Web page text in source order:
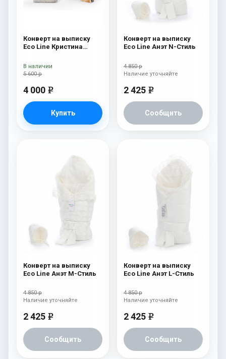
Конверт на выписку
Eco Line Кристина
5 600 р
4 000 e
Купить
В наличии
Конверт на выписку
Eco Line Анэт N-Стиль
4 850 р
2 425 e
Сообщить
Наличие уточняйте
Конверт на выписку
Eco Line Анэт M-Стиль
4 850 р
2 425 e
Сообщить
Наличие уточняйте
Конверт на выписку
Eco Line Анэт L-Стиль
4 850 р
2 425 e
Сообщить
Наличие уточняйте